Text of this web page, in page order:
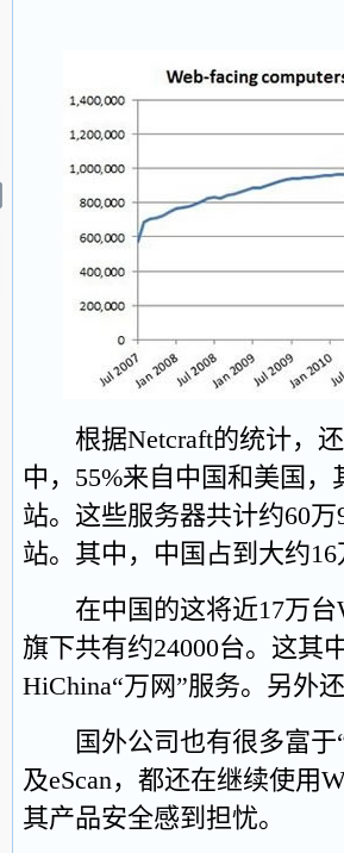
根据Netcraft的统计，还
中，55%来自中国和美国
站。这些服务器共计约60
站。其中，中国占到大约
在中国的这将近17万台
旗下共有约24000台。这其
HiChina“万网”服务。另外
国外公司也有很多富于“
及eScan，都还在继续使用
其产品安全感到担忧。